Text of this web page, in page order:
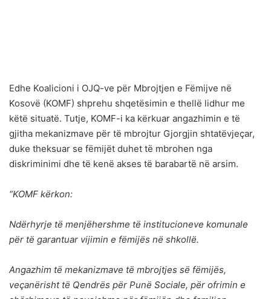
Edhe Koalicioni i OJQ-ve për Mbrojtjen e Fëmijve në
Kosovë (KOMF) shprehu shqetësimin e thellë lidhur me
këtë situatë. Tutje, KOMF-i ka kërkuar angazhimin e të
gjitha mekanizmave për të mbrojtur Gjorgjin shtatëvjeçar,
duke theksuar se fëmijët duhet të mbrohen nga
diskriminimi dhe të kenë akses të barabartë në arsim.
“KOMF kërkon:
Ndërhyrje të menjëhershme të institucioneve komunale
për të garantuar vijimin e fëmijës në shkollë.
Angazhim të mekanizmave të mbrojtjes së fëmijës,
veçanërisht të Qendrës për Punë Sociale, për ofrimin e